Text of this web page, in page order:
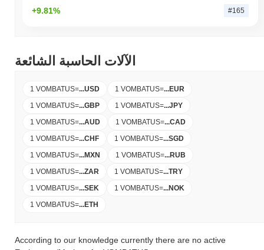
+9.81% #165
الآلات الحاسبة الشائعة
1 VOMBATUS=...USD 1 VOMBATUS=...EUR
1 VOMBATUS=...GBP 1 VOMBATUS=...JPY
1 VOMBATUS=...AUD 1 VOMBATUS=...CAD
1 VOMBATUS=...CHF 1 VOMBATUS=...SGD
1 VOMBATUS=...MXN 1 VOMBATUS=...RUB
1 VOMBATUS=...ZAR 1 VOMBATUS=...TRY
1 VOMBATUS=...SEK 1 VOMBATUS=...NOK
1 VOMBATUS=...ETH
According to our knowledge currently there are no active